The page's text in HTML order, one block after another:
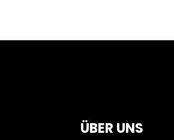
ÜBER UNS